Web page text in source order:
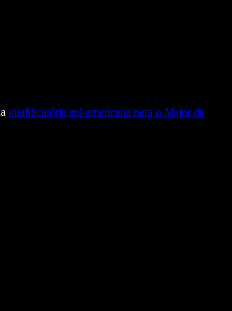
qualificatória sul-americana para o Major da